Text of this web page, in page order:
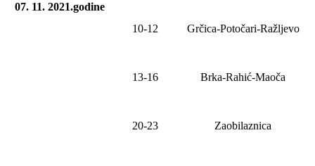
07. 11. 2021.godine
10-12 Grčica-Potočari-Ražljevo
13-16 Brka-Rahić-Maoča
20-23 Zaobilaznica